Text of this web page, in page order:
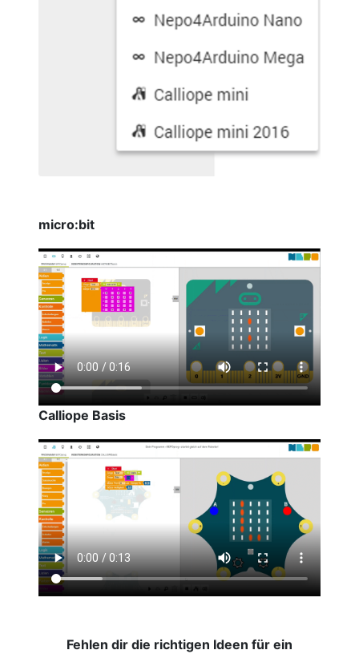
micro:bit
Calliope Basis
Fehlen dir die richtigen Ideen für ein